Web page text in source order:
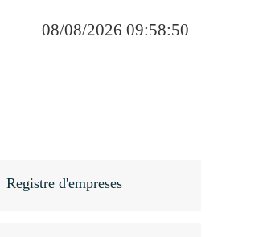
08/08/2026 09:58:50
Registre d'empreses